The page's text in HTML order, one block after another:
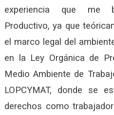
experiencia que me
Productivo, ya que
el marco legal del
en la Ley Orgánica de
Medio Ambiente de
LOPCYMAT, donde se
derechos como